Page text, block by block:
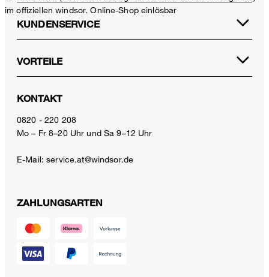
im offiziellen windsor. Online-Shop einlösbar
KUNDENSERVICE
VORTEILE
KONTAKT
0820 - 220 208
Mo – Fr 8–20 Uhr und Sa 9–12 Uhr
E-Mail:service.at@windsor.de
ZAHLUNGSARTEN